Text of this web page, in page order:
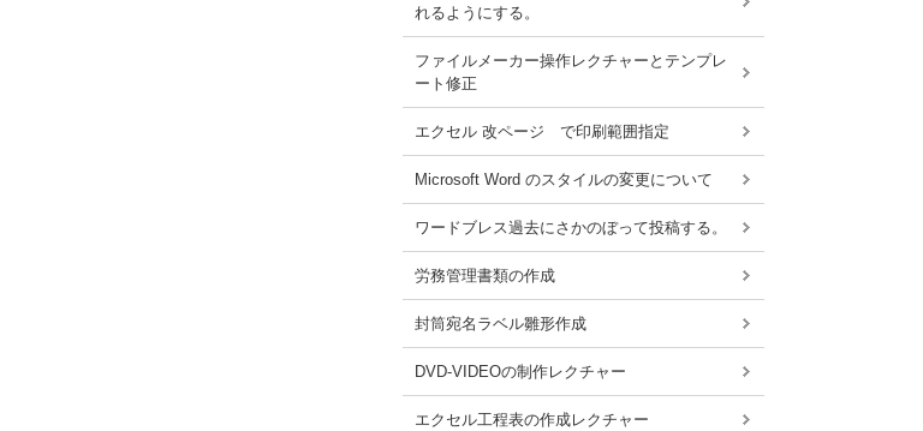
れるようにする。
ファイルメーカー操作レクチャーとテンプレ
ート修正
エクセル 改ページ で印刷範囲指定
Microsoft Word のスタイルの変更について
ワードブレス過去にさかのぼって投稿する。
労務管理書類の作成
封筒宛名ラベル雛形作成
DVD-VIDEOの制作レクチャー
エクセル工程表の作成レクチャー